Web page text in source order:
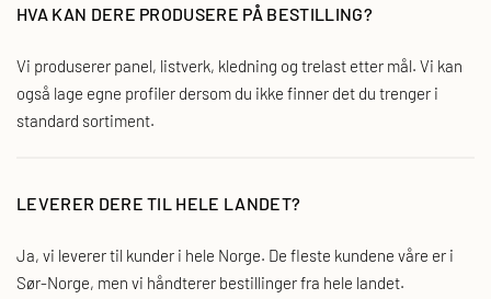
HVA KAN DERE PRODUSERE PÅ BESTILLING?
Vi produserer panel, listverk, kledning og trelast etter mål. Vi kan
også lage egne profiler dersom du ikke finner det du trenger i
standard sortiment.
LEVERER DERE TIL HELE LANDET?
Ja, vi leverer til kunder i hele Norge. De fleste kundene våre er i
Sør-Norge, men vi håndterer bestillinger fra hele landet.